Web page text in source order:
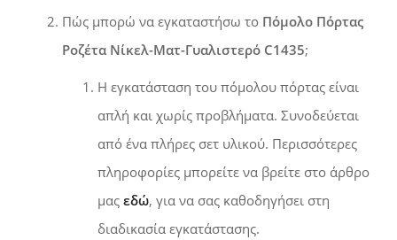
Πώς μπορώ να εγκαταστήσω το Πόμολο Πόρτας
Ροζέτα Νίκελ-Ματ-Γυαλιστερό C1435;
Η εγκατάσταση του πόμολου πόρτας είναι
απλή και χωρίς προβλήματα. Συνοδεύεται
από ένα πλήρες σετ υλικού. Περισσότερες
πληροφορίες μπορείτε να βρείτε στο άρθρο
μας εδώ, για να σας καθοδηγήσει στη
διαδικασία εγκατάστασης.